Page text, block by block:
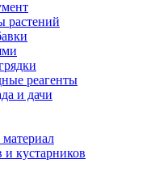
растений
реагенты
и дачи
и кустарников